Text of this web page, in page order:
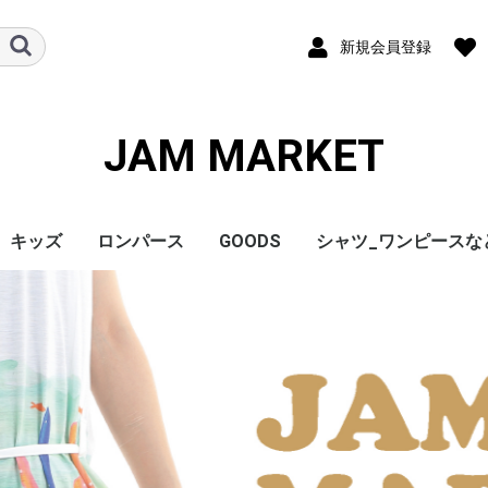
新規会員登録
JAM MARKET
キッズ ロンパース GOODS シャツ_ワンピースな